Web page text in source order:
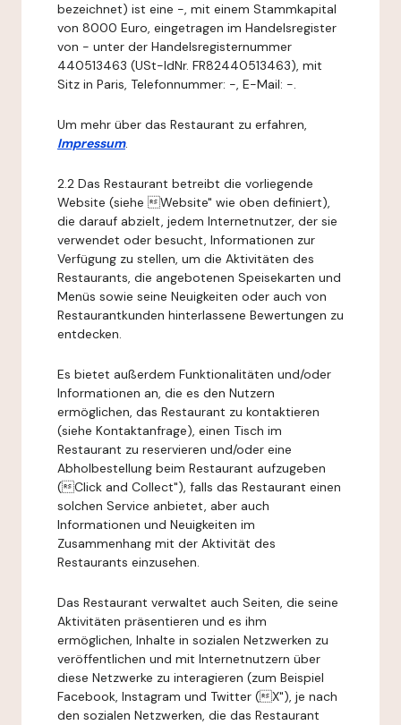
bezeichnet) ist eine -, mit einem Stammkapital
von 8000 Euro, eingetragen im Handelsregister
von - unter der Handelsregisternummer
440513463 (USt-IdNr. FR82440513463), mit
Sitz in Paris, Telefonnummer: -, E-Mail: -.
Um mehr über das Restaurant zu erfahren,
Impressum.
2.2 Das Restaurant betreibt die vorliegende
Website (siehe Website" wie oben definiert),
die darauf abzielt, jedem Internetnutzer, der sie
verwendet oder besucht, Informationen zur
Verfügung zu stellen, um die Aktivitäten des
Restaurants, die angebotenen Speisekarten und
Menüs sowie seine Neuigkeiten oder auch von
Restaurantkunden hinterlassene Bewertungen zu
entdecken.
Es bietet außerdem Funktionalitäten und/oder
Informationen an, die es den Nutzern
ermöglichen, das Restaurant zu kontaktieren
(siehe Kontaktanfrage), einen Tisch im
Restaurant zu reservieren und/oder eine
Abholbestellung beim Restaurant aufzugeben
(Click and Collect"), falls das Restaurant einen
solchen Service anbietet, aber auch
Informationen und Neuigkeiten im
Zusammenhang mit der Aktivität des
Restaurants einzusehen.
Das Restaurant verwaltet auch Seiten, die seine
Aktivitäten präsentieren und es ihm
ermöglichen, Inhalte in sozialen Netzwerken zu
veröffentlichen und mit Internetnutzern über
diese Netzwerke zu interagieren (zum Beispiel
Facebook, Instagram und Twitter (X"), je nach
den sozialen Netzwerken, die das Restaurant